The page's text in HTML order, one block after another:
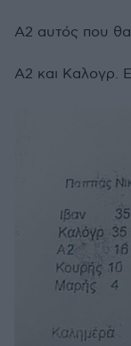
Α2 αυτός που θα
Α2 και Καλογρ.